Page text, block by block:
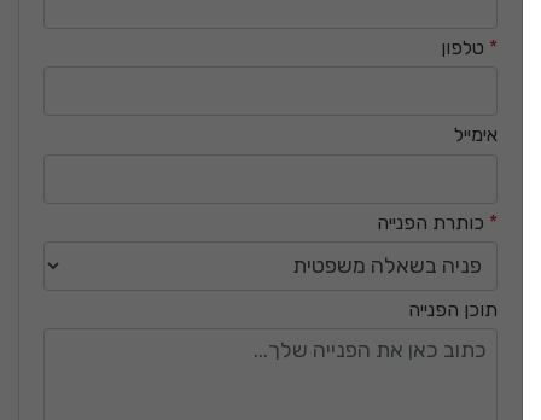
טלפון
אימייל
כותרת הפנייה
תוכן הפנייה